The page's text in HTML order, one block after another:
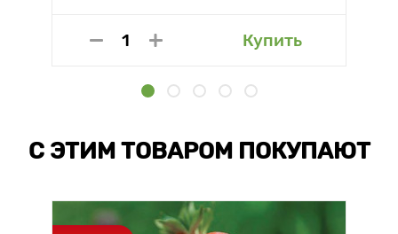
Купить
С ЭТИМ ТОВАРОМ ПОКУПАЮТ